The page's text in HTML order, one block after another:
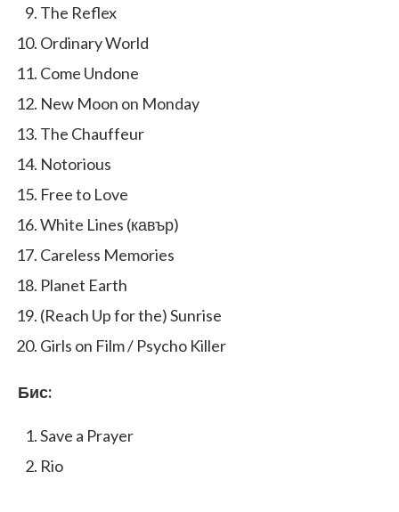
The Reflex
Ordinary World
Come Undone
New Moon on Monday
The Chauffeur
Notorious
Free to Love
White Lines (кавър)
Careless Memories
Planet Earth
(Reach Up for the) Sunrise
Girls on Film / Psycho Killer
Бис:
Save a Prayer
Rio